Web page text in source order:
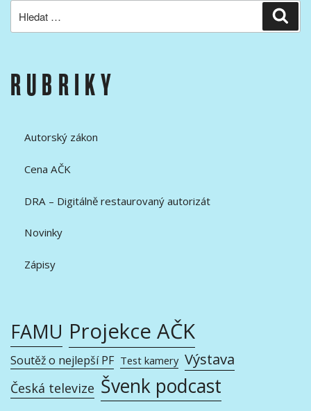
RUBRIKY
Autorský zákon
Cena AČK
DRA – Digitálně restaurovaný autorizát
Novinky
Zápisy
FAMU Projekce AČK
Soutěž o nejlepší PF Test kamery Výstava
Česká televize Švenk podcast